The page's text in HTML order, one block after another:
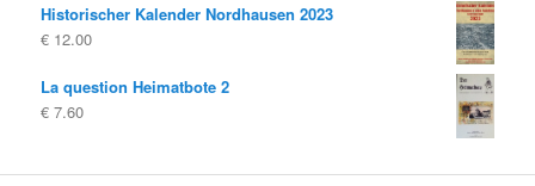
Historischer Kalender Nordhausen 2023
€ 12.00
La question Heimatbote 2
€ 7.60